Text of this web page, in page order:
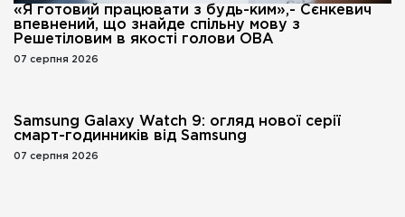
«Я готовий працювати з будь-ким»,- Сєнкевич
впевнений, що знайде спільну мову з
Решетіловим в якості голови ОВА
07 серпня 2026
Samsung Galaxy Watch 9: огляд нової серії
смарт-годинників від Samsung
07 серпня 2026